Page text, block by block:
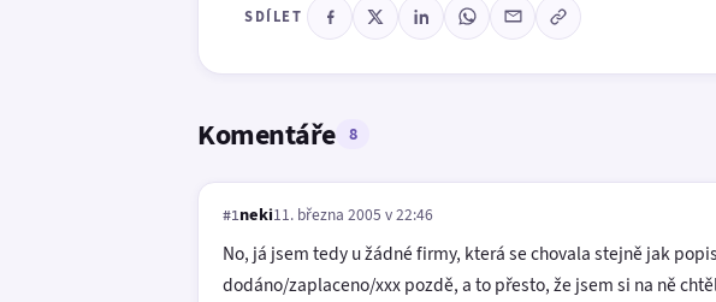
SDÍLET
Komentáře 8
#1neki11. března 2005 v 22:46
No, já jsem tedy u žádné firmy, která se chovala stejně jak
dodáno/zaplaceno/xxx pozdě, a to přesto, že jsem si na ně